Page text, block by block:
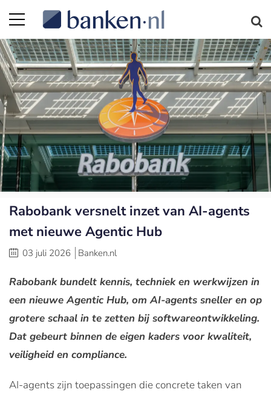
Rabobank versnelt inzet van AI-agents
met nieuwe Agentic Hub
03 juli 2026 Banken.nl
Rabobank bundelt kennis, techniek en werkwijzen in
een nieuwe Agentic Hub, om AI-agents sneller en op
grotere schaal in te zetten bij softwareontwikkeling.
Dat gebeurt binnen de eigen kaders voor kwaliteit,
veiligheid en compliance.
AI-agents zijn toepassingen die concrete taken van